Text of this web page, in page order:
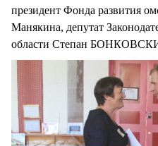
президент Фонда развития
Манякина, депутат
области Степан